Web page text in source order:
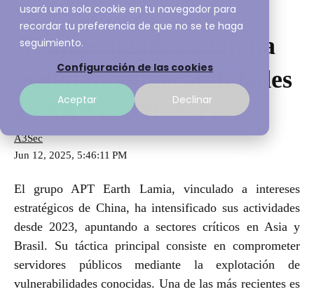
usará una sola cookie en tu navegador para
recordar tu preferencia de que no se te haga
seguimiento.
Configuración de las cookies
Aceptar Declinar
Ataques ligados a China
explotan vulnerabilidades
en SAP y SQL Server
A3Sec
Jun 12, 2025, 5:46:11 PM
El grupo APT Earth Lamia, vinculado a intereses
estratégicos de China, ha intensificado sus actividades
desde 2023, apuntando a sectores críticos en Asia y
Brasil. Su táctica principal consiste en comprometer
servidores públicos mediante la explotación de
vulnerabilidades conocidas. Una de las más recientes es